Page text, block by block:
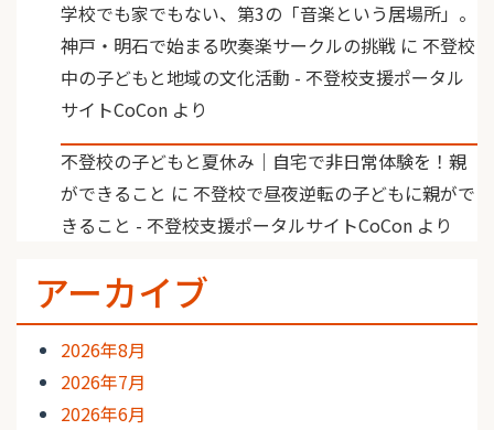
学校でも家でもない、第3の「音楽という居場所」。
神戸・明石で始まる吹奏楽サークルの挑戦 に 不登校
中の子どもと地域の文化活動 - 不登校支援ポータル
サイトCoCon より
不登校の子どもと夏休み｜自宅で非日常体験を！親
ができること に 不登校で昼夜逆転の子どもに親がで
きること - 不登校支援ポータルサイトCoCon より
アーカイブ
2026年8月
2026年7月
2026年6月